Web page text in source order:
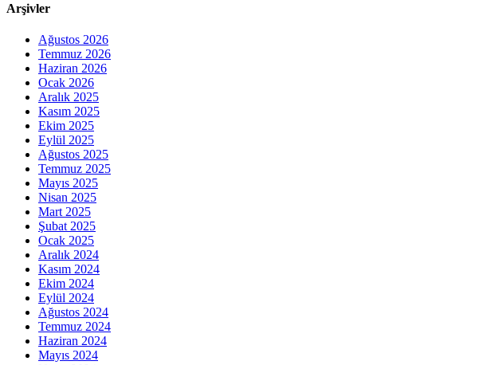
Arşivler
Ağustos 2026
Temmuz 2026
Haziran 2026
Ocak 2026
Aralık 2025
Kasım 2025
Ekim 2025
Eylül 2025
Ağustos 2025
Temmuz 2025
Mayıs 2025
Nisan 2025
Mart 2025
Şubat 2025
Ocak 2025
Aralık 2024
Kasım 2024
Ekim 2024
Eylül 2024
Ağustos 2024
Temmuz 2024
Haziran 2024
Mayıs 2024